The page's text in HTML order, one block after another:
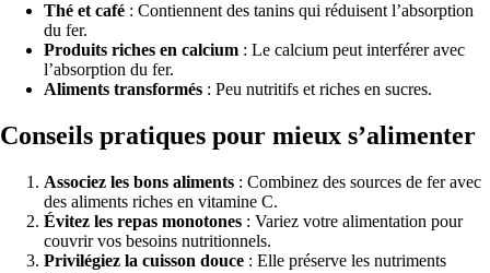
Thé et café : Contiennent des tanins qui réduisent l’absorption
du fer.
Produits riches en calcium : Le calcium peut interférer avec
l’absorption du fer.
Aliments transformés : Peu nutritifs et riches en sucres.
Conseils pratiques pour mieux s’alimenter
Associez les bons aliments : Combinez des sources de fer avec
des aliments riches en vitamine C.
Évitez les repas monotones : Variez votre alimentation pour
couvrir vos besoins nutritionnels.
Privilégiez la cuisson douce : Elle préserve les nutriments